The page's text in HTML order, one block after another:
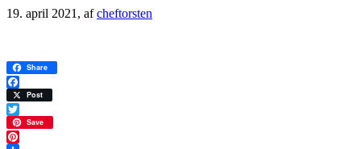
19. april 2021 , afcheftorsten
Share
Facebook
Post
Twitter
Save